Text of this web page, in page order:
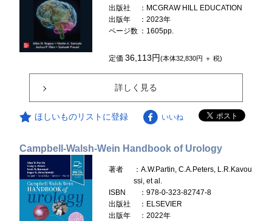
出版社
：MCGRAW HILL EDUCATION
出版年
：2023年
ページ数 ：1605pp.
定価36,113円(本体32,830円 ＋ 税)
詳しく見る
ほしいものリストに登録 いいね
Campbell-Walsh-Wein Handbook of Urology
著者
：A.W.Partin, C.A.Peters, L.R.Kavou
ssi, et al.
ISBN
：978-0-323-82747-8
出版社
：ELSEVIER
出版年
：2022年